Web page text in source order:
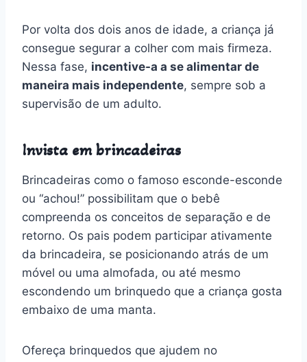
Por volta dos dois anos de idade, a criança já
consegue segurar a colher com mais firmeza.
Nessa fase, incentive-a a se alimentar de
maneira mais independente, sempre sob a
supervisão de um adulto.
Invista em brincadeiras
Brincadeiras como o famoso esconde-esconde
ou “achou!” possibilitam que o bebê
compreenda os conceitos de separação e de
retorno. Os pais podem participar ativamente
da brincadeira, se posicionando atrás de um
móvel ou uma almofada, ou até mesmo
escondendo um brinquedo que a criança gosta
embaixo de uma manta.
Ofereça brinquedos que ajudem no